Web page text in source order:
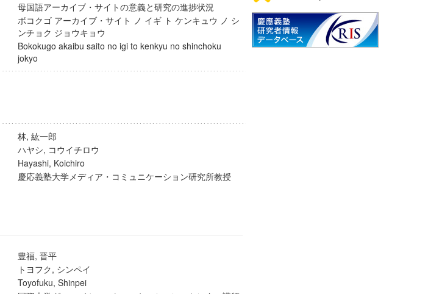
母国語アーカイブ・サイトの意義と研究の進捗状況
ボコクゴ アーカイブ・サイト ノ イギ ト ケンキュウ ノ シ
ンチョク ジョウキョウ
Bokokugo akaibu saito no igi to kenkyu no shinchoku
jokyo
林, 紘一郎
ハヤシ, コウイチロウ
Hayashi, Koichiro
慶応義塾大学メディア・コミュニケーション研究所教授
豊福, 晋平
トヨフク, シンペイ
Toyofuku, Shinpei